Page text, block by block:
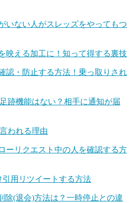
いない人がスレッズをやってもつ
映える加工に！知って得する裏技
認・防止する方法！乗っ取りされ
跡機能はない？相手に通知が届
われる理由
ーリクエスト中の人を確認する方
用リツイートする方法
除(退会)方法は？一時停止との違